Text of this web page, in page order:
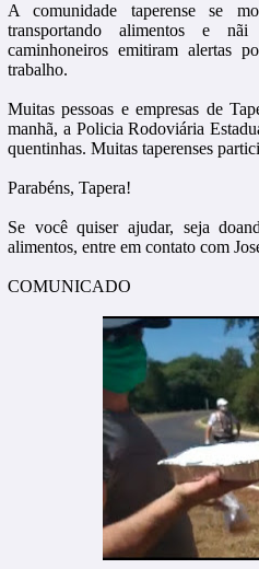
A comunidade taperense se
transportando alimentos e nãi
caminhoneiros emitiram alertas
trabalho.
Muitas pessoas e empresas de
manhã, a Policia Rodoviária
quentinhas. Muitas taperenses
Parabéns, Tapera!
Se você quiser ajudar, seja
alimentos, entre em contato com
COMUNICADO